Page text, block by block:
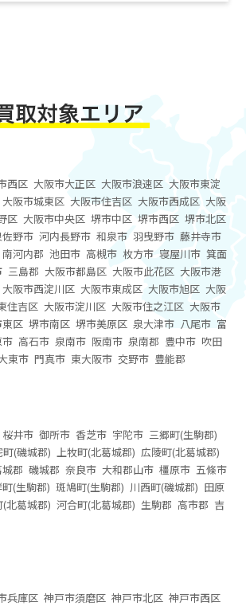
西区 大阪市大正区 大阪市浪速区 大阪市東淀
大阪市城東区 大阪市住吉区 大阪市西成区 大阪
区 大阪市中央区 堺市中区 堺市西区 堺市北区
野市 河内長野市 和泉市 羽曳野市 藤井寺市
南河内郡 池田市 高槻市 枚方市 寝屋川市 箕面
三島郡 大阪市都島区 大阪市此花区 大阪市港
大阪市西淀川区 大阪市東成区 大阪市旭区 大阪
住吉区 大阪市淀川区 大阪市住之江区 大阪市
区 堺市南区 堺市美原区 泉大津市 八尾市 富
高石市 泉南市 阪南市 泉南郡 豊中市 吹田
東市 門真市 東大阪市 交野市 豊能郡
桜井市 御所市 香芝市 宇陀市 三郷町(生駒郡)
町(磯城郡) 上牧町(北葛城郡) 広陵町(北葛城郡)
郡 磯城郡 奈良市 大和郡山市 橿原市 五條市
(生駒郡) 斑鳩町(生駒郡) 川西町(磯城郡) 田原
北葛城郡) 河合町(北葛城郡) 生駒郡 高市郡 吉
兵庫区 神戸市須磨区 神戸市北区 神戸市西区